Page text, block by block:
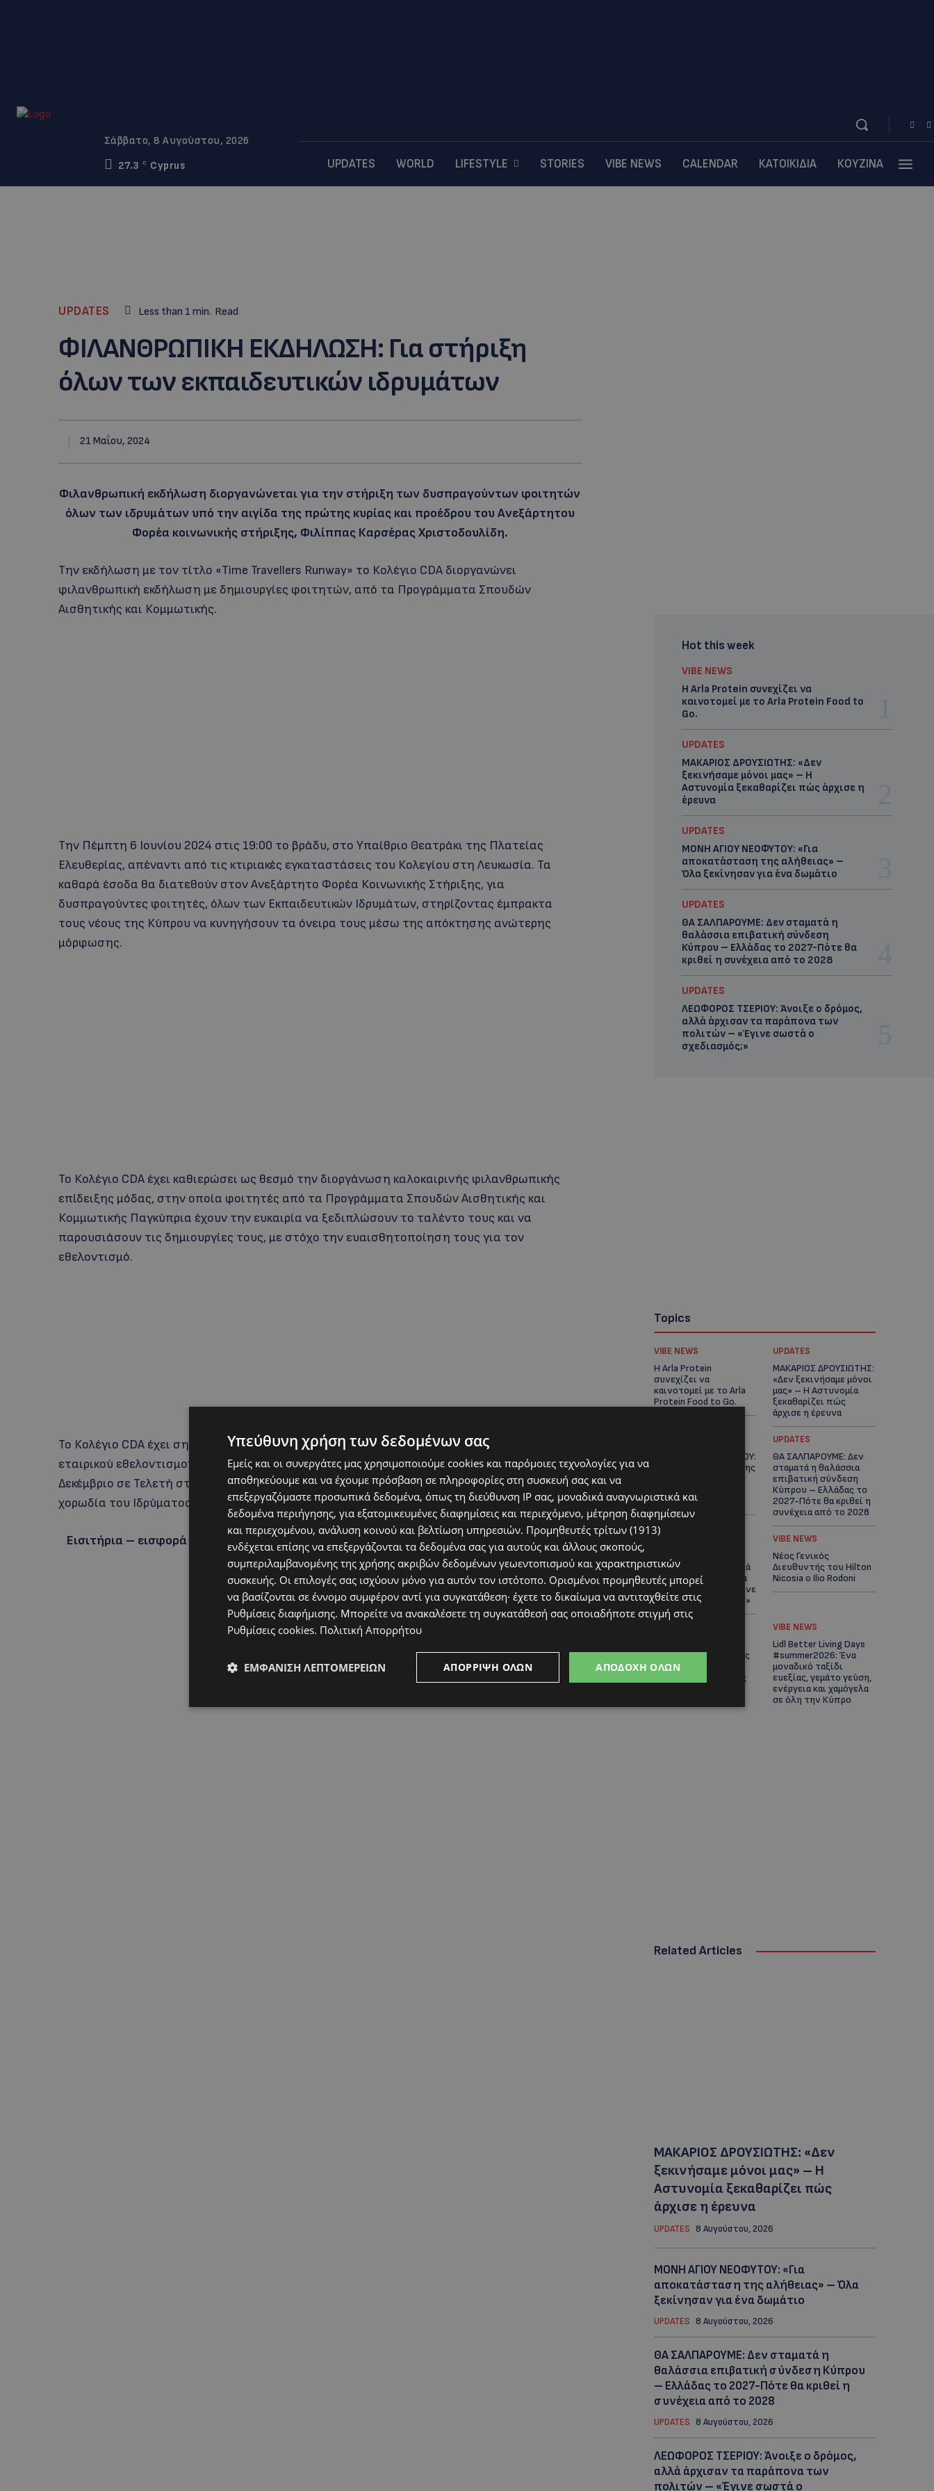
Σάββατο, 8 Αυγούστου, 2026
27.3
C Cyprus UPDATES WORLD LIFESTYLE STORIES VIBE NEWS CALENDAR ΚΑΤΟΙΚΙΔΙΑ ΚΟΥΖΙΝΑ
UPDATES Less than 1 min. Read
ΦΙΛΑΝΘΡΩΠΙΚΗ ΕΚΔΗΛΩΣΗ: Για στήριξη
όλων των εκπαιδευτικών ιδρυμάτων
21 Μαΐου, 2024
Φιλανθρωπική εκδήλωση διοργανώνεται για την στήριξη των δυσπραγούντων φοιτητών
όλων των ιδρυμάτων υπό την αιγίδα της πρώτης κυρίας και προέδρου του Ανεξάρτητου
Φορέα κοινωνικής στήριξης, Φιλίππας Καρσέρας Χριστοδουλίδη.
Την εκδήλωση με τον τίτλο «Time Travellers Runway» το Κολέγιο CDA διοργανώνει
φιλανθρωπική εκδήλωση με δημιουργίες φοιτητών, από τα Προγράμματα Σπουδών
Αισθητικής και Κομμωτικής.
Την Πέμπτη 6 Ιουνίου 2024 στις 19:00 το βράδυ, στο Υπαίθριο Θεατράκι της Πλατείας
Ελευθερίας, απέναντι από τις κτιριακές εγκαταστάσεις του Κολεγίου στη Λευκωσία. Τα
καθαρά έσοδα θα διατεθούν στον Ανεξάρτητο Φορέα Κοινωνικής Στήριξης, για
δυσπραγούντες φοιτητές, όλων των Εκπαιδευτικών Ιδρυμάτων, στηρίζοντας έμπρακτα
τους νέους της Κύπρου να κυνηγήσουν τα όνειρα τους μέσω της απόκτησης ανώτερης
μόρφωσης.
Το Κολέγιο CDA έχει καθιερώσει ως θεσμό την διοργάνωση καλοκαιρινής φιλανθρωπικής
επίδειξης μόδας, στην οποία φοιτητές από τα Προγράμματα Σπουδών Αισθητικής και
Κομμωτικής Παγκύπρια έχουν την ευκαιρία να ξεδιπλώσουν το ταλέντο τους και να
παρουσιάσουν τις δημιουργίες τους, με στόχο την ευαισθητοποίηση τους για τον
εθελοντισμό.
Το Κολέγιο CDA έχει σημαντική φιλανθρωπική δράση, με αποκορύφωμα την βράβευση
εταιρικού εθελοντισμού 2023 από το Παγκύπριο Συμβούλιο Εθελοντισμού τον περασμένο
Δεκέμβριο σε Τελετή στο Προεδρικό Μέγαρο. Την εκδήλωση πλαισιώνει καλλιτεχνικά η
χορωδία του Ιδρύματος Χρίστου Στέλιου Ιωάννου.
Εισιτήρια – εισφορά 10 ευρώ προπωλούνται. Κλήρωση με πλούσια δώρα. Πληροφορίες
22661104.
Hot this week
VIBE NEWS
Η Arla Protein συνεχίζει να
καινοτομεί με το Arla Protein Food to
Go.
UPDATES
ΜΑΚΑΡΙΟΣ ΔΡΟΥΣΙΩΤΗΣ: «Δεν
ξεκινήσαμε μόνοι μας» – Η
Αστυνομία ξεκαθαρίζει πώς άρχισε η
έρευνα
UPDATES
ΜΟΝΗ ΑΓΙΟΥ ΝΕΟΦΥΤΟΥ: «Για
αποκατάσταση της αλήθειας» –
Όλα ξεκίνησαν για ένα δωμάτιο
UPDATES
ΘΑ ΣΑΛΠΑΡΟΥΜΕ: Δεν σταματά η
θαλάσσια επιβατική σύνδεση
Κύπρου – Ελλάδας το 2027-Πότε θα
κριθεί η συνέχεια από το 2028
UPDATES
ΛΕΩΦΟΡΟΣ ΤΣΕΡΙΟΥ: Άνοιξε ο δρόμος,
αλλά άρχισαν τα παράπονα των
πολιτών – «Έγινε σωστά ο
σχεδιασμός;»
Topics
VIBE NEWS
Η Arla Protein
συνεχίζει να
καινοτομεί με το Arla
Protein Food to Go.
UPDATES
ΜΑΚΑΡΙΟΣ ΔΡΟΥΣΙΩΤΗΣ:
«Δεν ξεκινήσαμε μόνοι
μας» – Η Αστυνομία
ξεκαθαρίζει πώς
άρχισε η έρευνα
ΜΟΝΗ ΑΓΙΟΥ ΝΕΟΦΥΤΟΥ:
«Για αποκατάσταση της
ξεκίνησαν για ένα
δωμάτιο
UPDATES
ΘΑ ΣΑΛΠΑΡΟΥΜΕ: Δεν
σταματά η θαλάσσια
επιβατική σύνδεση
Κύπρου – Ελλάδας το
2027-Πότε θα κριθεί η
συνέχεια από το 2028
UPDATES
Άνοιξε ο δρόμος, αλλά
άρχισαν τα παράπονα
των πολιτών – «Έγινε
σωστά ο σχεδιασμός;»
VIBE NEWS
Νέος Γενικός
Διευθυντής του Hilton
Nicosia ο Ilio Rodoni
επίσημος συνεργάτης
του Φεστιβάλ
Κινηματογράφου της
VIBE NEWS
Lidl Better Living Days
#summer2026: Ένα
μοναδικό ταξίδι
ευεξίας, γεμάτο γεύση,
ενέργεια και χαμόγελα
σε όλη την Κύπρο
Related Articles
ΜΑΚΑΡΙΟΣ ΔΡΟΥΣΙΩΤΗΣ: «Δεν
ξεκινήσαμε μόνοι μας» – Η
Αστυνομία ξεκαθαρίζει πώς
άρχισε η έρευνα
UPDATES 8 Αυγούστου, 2026
ΜΟΝΗ ΑΓΙΟΥ ΝΕΟΦΥΤΟΥ: «Για
αποκατάσταση της αλήθειας» – Όλα
ξεκίνησαν για ένα δωμάτιο
UPDATES 8 Αυγούστου, 2026
ΘΑ ΣΑΛΠΑΡΟΥΜΕ: Δεν σταματά η
θαλάσσια επιβατική σύνδεση Κύπρου
– Ελλάδας το 2027-Πότε θα κριθεί η
συνέχεια από το 2028
UPDATES 8 Αυγούστου, 2026
ΛΕΩΦΟΡΟΣ ΤΣΕΡΙΟΥ: Άνοιξε ο δρόμος,
αλλά άρχισαν τα παράπονα των
πολιτών – «Έγινε σωστά ο
Υπεύθυνη χρήση των δεδομένων σας
Εμείς και οι συνεργάτες μας χρησιμοποιούμε cookies και παρόμοιες τεχνολογίες για να
αποθηκεύουμε και να έχουμε πρόσβαση σε πληροφορίες στη συσκευή σας και να
επεξεργαζόμαστε προσωπικά δεδομένα, όπως τη διεύθυνση IP σας, μοναδικά αναγνωριστικά και
δεδομένα περιήγησης, για εξατομικευμένες διαφημίσεις και περιεχόμενο, μέτρηση διαφημίσεων
και περιεχομένου, ανάλυση κοινού και βελτίωση υπηρεσιών. Προμηθευτές τρίτων (1913)
ενδέχεται επίσης να επεξεργάζονται τα δεδομένα σας για αυτούς και άλλους σκοπούς,
συμπεριλαμβανομένης της χρήσης ακριβών δεδομένων γεωεντοπισμού και χαρακτηριστικών
συσκευής. Οι επιλογές σας ισχύουν μόνο για αυτόν τον ιστότοπο. Ορισμένοι προμηθευτές μπορεί
να βασίζονται σε έννομο συμφέρον αντί για συγκατάθεση· έχετε το δικαίωμα να αντιταχθείτε στις
Ρυθμίσεις διαφήμισης. Μπορείτε να ανακαλέσετε τη συγκατάθεσή σας οποιαδήποτε στιγμή στις
Ρυθμίσεις cookies. Πολιτική Απορρήτου
ΑΠΟΔΟΧΉ ΌΛΩΝ
ΑΠΌΡΡΙΨΗ ΌΛΩΝ
ΕΜΦΆΝΙΣΗ ΛΕΠΤΟΜΕΡΕΙΏΝ